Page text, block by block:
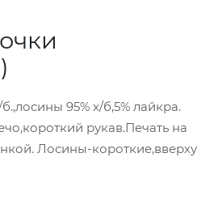
95% х/б,5% лайкра.
рукав.Печать на
Лосины-